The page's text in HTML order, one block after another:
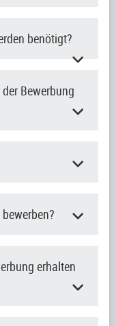
benötigt?
Bewerbung
erhalten